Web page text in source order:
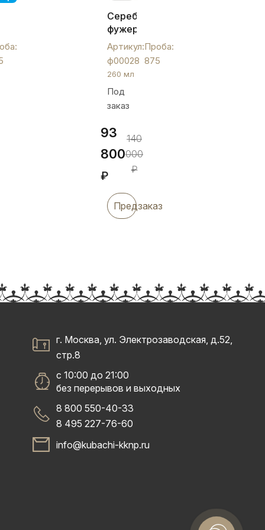
Серебряный
фужер
«Кремлевский»,
ф00028
Артикул:
ф00028
Проба:
875
260 мл
Под
заказ
93
800
₽
140
000
₽
Предзаказ
г. Москва, ул. Электрозаводская, д.52,
стр.8
с 10:00 до 21:00
без перерывов и выходных
8 800 550-40-33
8 495 227-76-60
info@kubachi-kknp.ru